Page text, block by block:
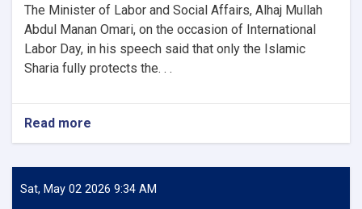
The Minister of Labor and Social Affairs, Alhaj Mullah
Abdul Manan Omari, on the occasion of International
Labor Day, in his speech said that only the Islamic
Sharia fully protects the. . .
Read more
rights
are
Sat, May 02 2026 9:34 AM